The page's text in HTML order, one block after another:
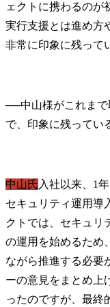
ェクトに携わるのが
実行支援とは進め方
非常に印象に残って
──中山様がこれま
中山氏 入社以来、1
セキュリティ運用導
クトでは、セキュリ
の運用を始めるため
ながら推進する必要
ーの意見をまとめ上
ったのですが、最終